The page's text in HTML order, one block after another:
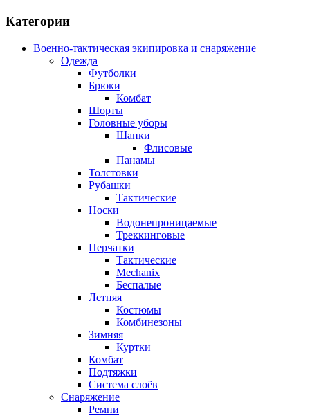
Категории
Военно-тактическая экипировка и снаряжение
Одежда
Футболки
Брюки
Комбат
Шорты
Головные уборы
Шапки
Флисовые
Панамы
Толстовки
Рубашки
Тактические
Носки
Водонепроницаемые
Треккинговые
Перчатки
Тактические
Mechanix
Беспалые
Летняя
Костюмы
Комбинезоны
Зимняя
Куртки
Комбат
Подтяжки
Система слоёв
Снаряжение
Ремни